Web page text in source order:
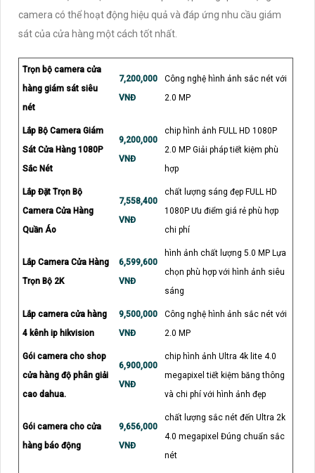
camera có thể hoạt động hiệu quả và đáp ứng nhu cầu giám
sát của cửa hàng một cách tốt nhất.
Trọn bộ camera cửa
hàng giám sát siêu
nét
7,200,000
VNĐ
Công nghệ hình ảnh sắc nét với
2.0 MP
Lắp Bộ Camera Giám
Sát Cửa Hàng 1080P
Sắc Nét
9,200,000
VNĐ
chip hình ảnh FULL HD 1080P
2.0 MP Giải pháp tiết kiệm phù
hợp
Lắp Đặt Trọn Bộ
Camera Cửa Hàng
Quần Áo
7,558,400
VNĐ
chất lượng sáng đẹp FULL HD
1080P Ưu điểm giá rẻ phù hợp
chi phí
Lắp Camera Cửa Hàng
Trọn Bộ 2K
6,599,600
VNĐ
hình ảnh chất lượng 5.0 MP Lựa
chọn phù hợp với hình ảnh siêu
sáng
Lắp camera cửa hàng
4 kênh ip hikvision
9,500,000
VNĐ
Công nghệ hình ảnh sắc nét với
2.0 MP
Gói camera cho shop
cửa hàng độ phân giải
cao dahua.
6,900,000
VNĐ
chip hình ảnh Ultra 4k lite 4.0
megapixel tiết kiệm băng thông
và chi phí với hình ảnh đẹp
Gói camera cho cửa
hàng báo động
9,656,000
VNĐ
chất lượng sắc nét đến Ultra 2k
4.0 megapixel Đúng chuẩn sắc
nét